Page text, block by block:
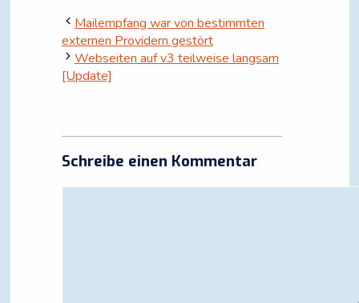
Mailempfang war von bestimmten
externen Providern gestört
Webseiten auf v3 teilweise langsam
[Update]
Schreibe einen Kommentar